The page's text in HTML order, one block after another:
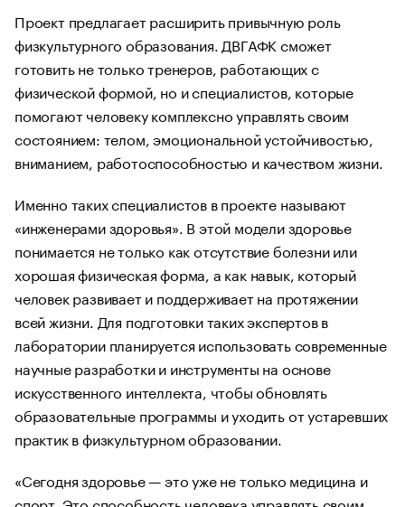
Проект предлагает расширить привычную роль
физкультурного образования. ДВГАФК сможет
готовить не только тренеров, работающих с
физической формой, но и специалистов, которые
помогают человеку комплексно управлять своим
состоянием: телом, эмоциональной устойчивостью,
вниманием, работоспособностью и качеством жизни.
Именно таких специалистов в проекте называют
«инженерами здоровья». В этой модели здоровье
понимается не только как отсутствие болезни или
хорошая физическая форма, а как навык, который
человек развивает и поддерживает на протяжении
всей жизни. Для подготовки таких экспертов в
лаборатории планируется использовать современные
научные разработки и инструменты на основе
искусственного интеллекта, чтобы обновлять
образовательные программы и уходить от устаревших
практик в физкультурном образовании.
«Сегодня здоровье — это уже не только медицина и